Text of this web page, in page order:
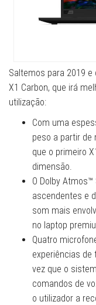
Saltemos para 2019 e
X1 Carbon, que irá
utilização:
Com uma
peso a partir de
que o primeiro
dimensão.
O Dolby
ascendentes e
som mais
no laptop
Quatro
experiências de
vez que o
comandos de
o utilizador a